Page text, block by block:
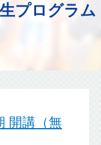
プログラム
開講（無